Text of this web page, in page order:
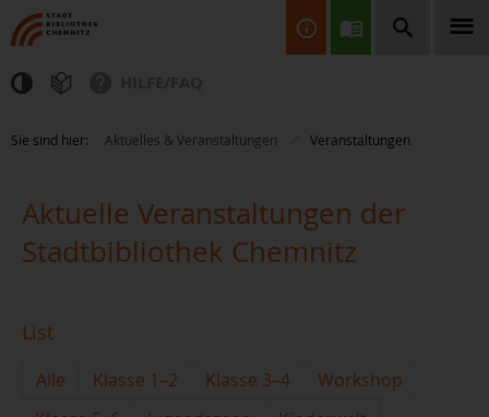
Finden Sie Informationen, Bücher, CDs & DVDs, Spiele, BluRays,
Zeitschriften und vieles mehr...
Sie sind hier: Aktuelles & Veranstaltungen Veranstaltungen
Aktuelle Veranstaltungen der
Stadtbibliothek Chemnitz
List
Alle Klasse 1–2 Klasse 3–4
Workshop